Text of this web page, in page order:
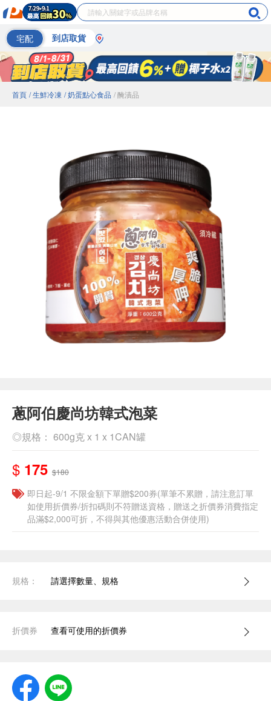
宅配 到店取貨
首頁 / 生鮮冷凍 / 奶蛋點心食品 / 醃漬品
蔥阿伯慶尚坊韓式泡菜
◎規格： 600g克 x 1 x 1CAN罐
$ 175 $180
即日起-9/1 不限金額下單贈$200券(單筆不累贈，請注意訂單
如使用折價券/折扣碼則不符贈送資格，贈送之折價券消費指定
品滿$2,000可折，不得與其他優惠活動合併使用)
規格： 請選擇數量、規格
折價券 查看可使用的折價券